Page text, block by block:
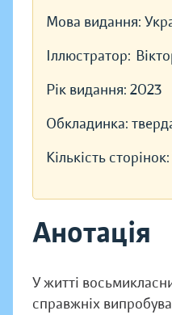
Мова видання:
Іллюстратор:
Рік видання: 2023
Обкладинка:
Кількість сторінок:
Анотація
У житті
справжніх